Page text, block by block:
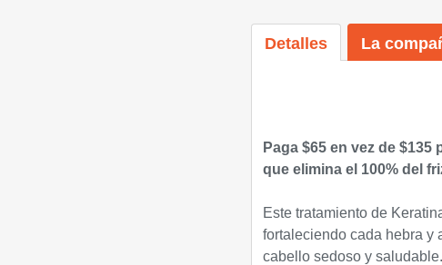
Detalles La
Paga $65 en vez de
que elimina el 100% del
Este tratamiento de
fortaleciendo cada hebra y
cabello sedoso y saludable.